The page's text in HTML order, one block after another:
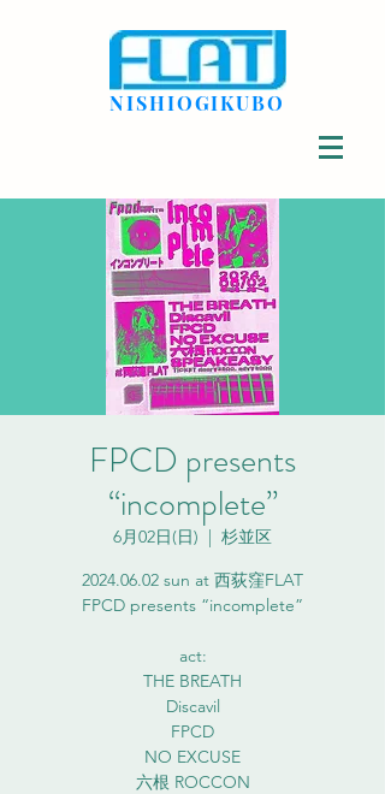
NISHIOGIKUBO
FPCD presents
“incomplete”
6月02日(日)
  |
杉並区
2024.06.02 sun at 西荻窪FLAT
FPCD presents “incomplete”
act:
THE BREATH
Discavil
FPCD
NO EXCUSE
六根 ROCCON